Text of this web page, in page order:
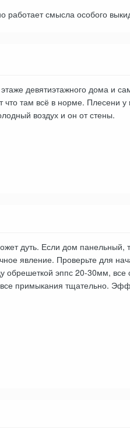
смысла особого
девятиэтажного дома и
там всё в норме. Плесени
воздух и он от стены.
дуть. Если дом панельный,
явление. Проверьте для
эппс 20-30мм, все
примыкания тщательно.